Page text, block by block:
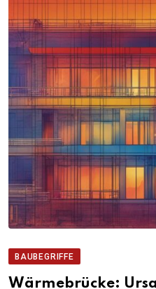
BAUBEGRIFFE
Wärmebrücke: